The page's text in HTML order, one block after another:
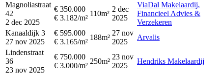
Magnoliastraat
42
2 dec 2025
€ 350.000
€ 3.182/m²
110m²
2 dec
2025
ViaDal Makelaardij,
Financieel Advies &
Verzekeren
Kanaaldijk 3
27 nov 2025
€ 595.000
€ 3.165/m²
188m²
27 nov
2025
Arvalis
Lindenstraat
36
23 nov 2025
€ 750.000
€ 3.000/m²
250m²
23 nov
2025
Hendriks Makelaardij